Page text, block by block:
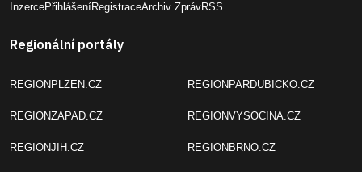
InzercePřihlášeníRegistraceArchiv ZprávRSS
Regionální portály
REGIONPLZEN.CZ
REGIONZAPAD.CZ
REGIONJIH.CZ
REGIONPARDUBICKO.CZ
REGIONVYSOCINA.CZ
REGIONBRNO.CZ